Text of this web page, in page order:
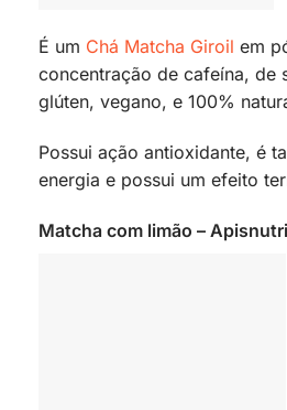
É um Chá Matcha Giroil em
concentração de cafeína, de
glúten, vegano, e 100%
Possui ação antioxidante, é
energia e possui um efeito
Matcha com limão – Apisnutri